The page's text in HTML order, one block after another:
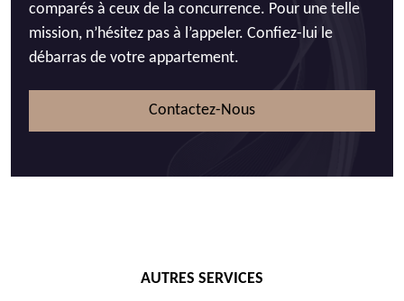
comparés à ceux de la concurrence. Pour une telle
mission, n’hésitez pas à l’appeler. Confiez-lui le
débarras de votre appartement.
Contactez-Nous
AUTRES SERVICES